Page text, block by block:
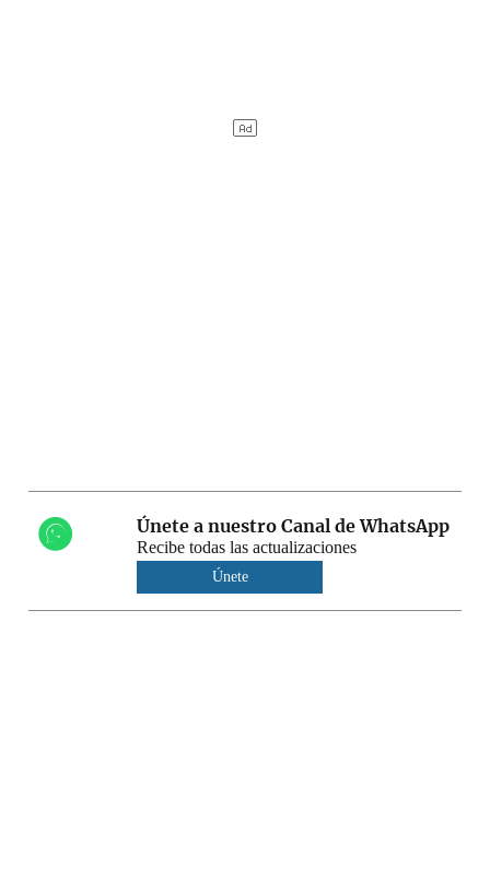
Únete a nuestro Canal de WhatsApp
Recibe todas las actualizaciones
Únete